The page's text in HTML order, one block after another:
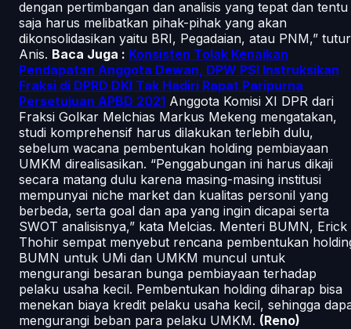
dengan pertimbangan dan analisis yang tepat dan tentu
saja harus melibatkan pihak-pihak yang akan
dikonsolidasikan yaitu BRI, Pegadaian, atau PNM,” tutur
Anis. Baca Juga : Konsisten Tolak Kenaikan
Pendapatan Anggota Dewan, DPW PSI Instruksikan
Fraksi di DPRD DKI Tak Hadiri Rapat Paripurna
Persetujuan APBD 2021 Anggota Komisi XI DPR dari
Fraksi Golkar Melchias Markus Mekeng mengatakan,
studi komprehensif harus dilakukan terlebih dulu,
sebelum wacana pembentukan holding pembiayaan
UMKM direalisasikan. “Penggabungan ini harus dikaji
secara matang dulu karena masing-masing institusi
mempunyai niche market dan kualitas personil yang
berbeda, serta goal dan apa yang ingin dicapai serta
SWOT analisisnya,” kata Melcias. Menteri BUMN, Erick
Thohir sempat menyebut rencana pembentukan
BUMN untuk UMi dan UMKM muncul untuk
mengurangi besaran bunga pembiayaan terhadap
pelaku usaha kecil. Pembentukan holding diharap bisa
menekan biaya kredit pelaku usaha kecil, sehingga
mengurangi beban para pelaku UMKM. (Reno)